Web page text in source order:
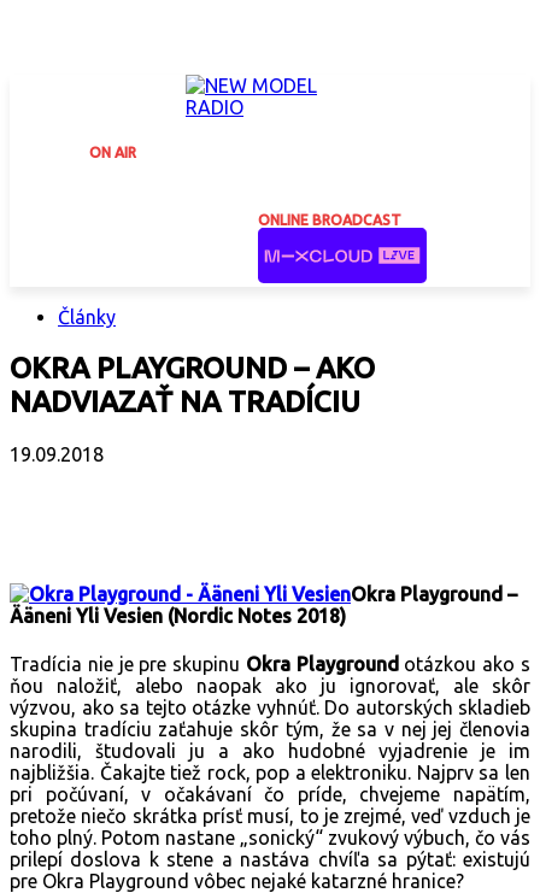
ON AIR
ONLINE BROADCAST
Články
OKRA PLAYGROUND – AKO
NADVIAZAŤ NA TRADÍCIU
19.09.2018
Okra Playground –
Ääneni Yli Vesien (Nordic Notes 2018)
Tradícia nie je pre skupinu Okra Playground otázkou ako s
ňou naložiť, alebo naopak ako ju ignorovať, ale skôr
výzvou, ako sa tejto otázke vyhnúť. Do autorských skladieb
skupina tradíciu zaťahuje skôr tým, že sa v nej jej členovia
narodili, študovali ju a ako hudobné vyjadrenie je im
najbližšia. Čakajte tiež rock, pop a elektroniku. Najprv sa len
pri počúvaní, v očakávaní čo príde, chvejeme napätím,
pretože niečo skrátka prísť musí, to je zrejmé, veď vzduch je
toho plný. Potom nastane „sonický“ zvukový výbuch, čo vás
prilepí doslova k stene a nastáva chvíľa sa pýtať: existujú
pre Okra Playground vôbec nejaké katarzné hranice?